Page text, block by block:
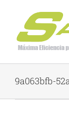
content
9a063bfb-